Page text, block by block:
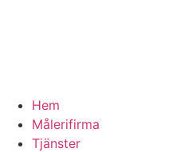
Hem
Målerifirma
Tjänster